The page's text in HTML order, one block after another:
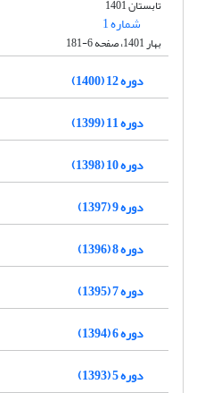
تابستان 1401
شماره 1
بهار 1401، صفحه 6-181
دوره 12 (1400)
دوره 11 (1399)
دوره 10 (1398)
دوره 9 (1397)
دوره 8 (1396)
دوره 7 (1395)
دوره 6 (1394)
دوره 5 (1393)